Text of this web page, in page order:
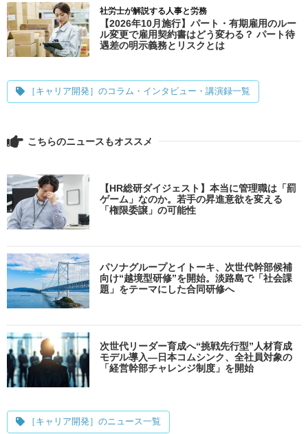
社労士が解説する人事と労務
【2026年10月施行】パート・有期雇用のルー
ル変更で雇用契約書はどう変わる？ パート待
遇差の明示義務とリスクとは
［キャリア開発］のコラム・インタビュー・講演録一覧
こちらのニュースもオススメ
【HR総研ダイジェスト】本当に管理職は「罰
ゲーム」なのか。若手の昇進意欲を変える
「権限委譲」の可能性
パソナグループとイトーキ、次世代幹部候補
向け“越境型研修”を開始。淡路島で「社会課
題」をテーマにした合同研修へ
次世代リーダー育成へ“挑戦先行型”人材育成
モデル導入―日本コムシンク、全社員対象の
「経営幹部チャレンジ制度」を開始
［キャリア開発］のニュース一覧